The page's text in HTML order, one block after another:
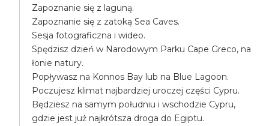
Zapoznanie się z laguną.
Zapoznanie się z zatoką Sea Caves.
Sesja fotograficzna i wideo.
Spędzisz dzień w Narodowym Parku Cape Greco, na
łonie natury.
Popływasz na Konnos Bay lub na Blue Lagoon.
Poczujesz klimat najbardziej uroczej części Cypru.
Będziesz na samym południu i wschodzie Cypru,
gdzie jest już najkrótsza droga do Egiptu.